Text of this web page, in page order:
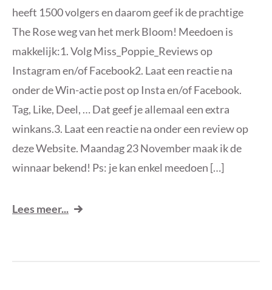
heeft 1500 volgers en daarom geef ik de prachtige
The Rose weg van het merk Bloom! Meedoen is
makkelijk:1. Volg Miss_Poppie_Reviews op
Instagram en/of Facebook2. Laat een reactie na
onder de Win-actie post op Insta en/of Facebook.
Tag, Like, Deel, … Dat geef je allemaal een extra
winkans.3. Laat een reactie na onder een review op
deze Website. Maandag 23 November maak ik de
winnaar bekend! Ps: je kan enkel meedoen […]
Lees meer...